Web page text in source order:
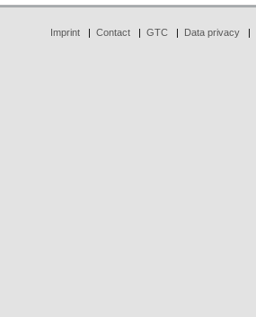
Imprint | Contact | GTC | Data privacy |